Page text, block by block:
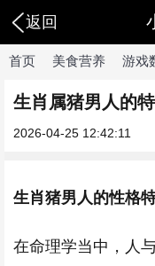
返回
首页 美食营养 游戏
生肖属猪男人的
2026-04-25 12:42:11
生肖猪男人的性格
在命理学当中，人